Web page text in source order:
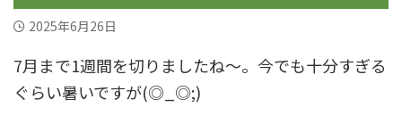
2025年6月26日
7月まで1週間を切りましたね～。今でも十分すぎる
ぐらい暑いですが(◎_◎;)